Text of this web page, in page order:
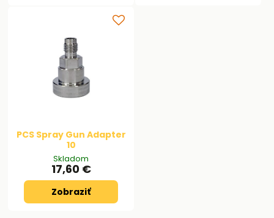
PCS Spray Gun Adapter
10
Skladom
17,60 €
Zobraziť